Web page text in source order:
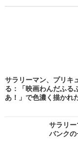
サラリーマン、プリキ
る：「映画わんだふる
あ！」で色濃く描かれ
サラリ
バンク